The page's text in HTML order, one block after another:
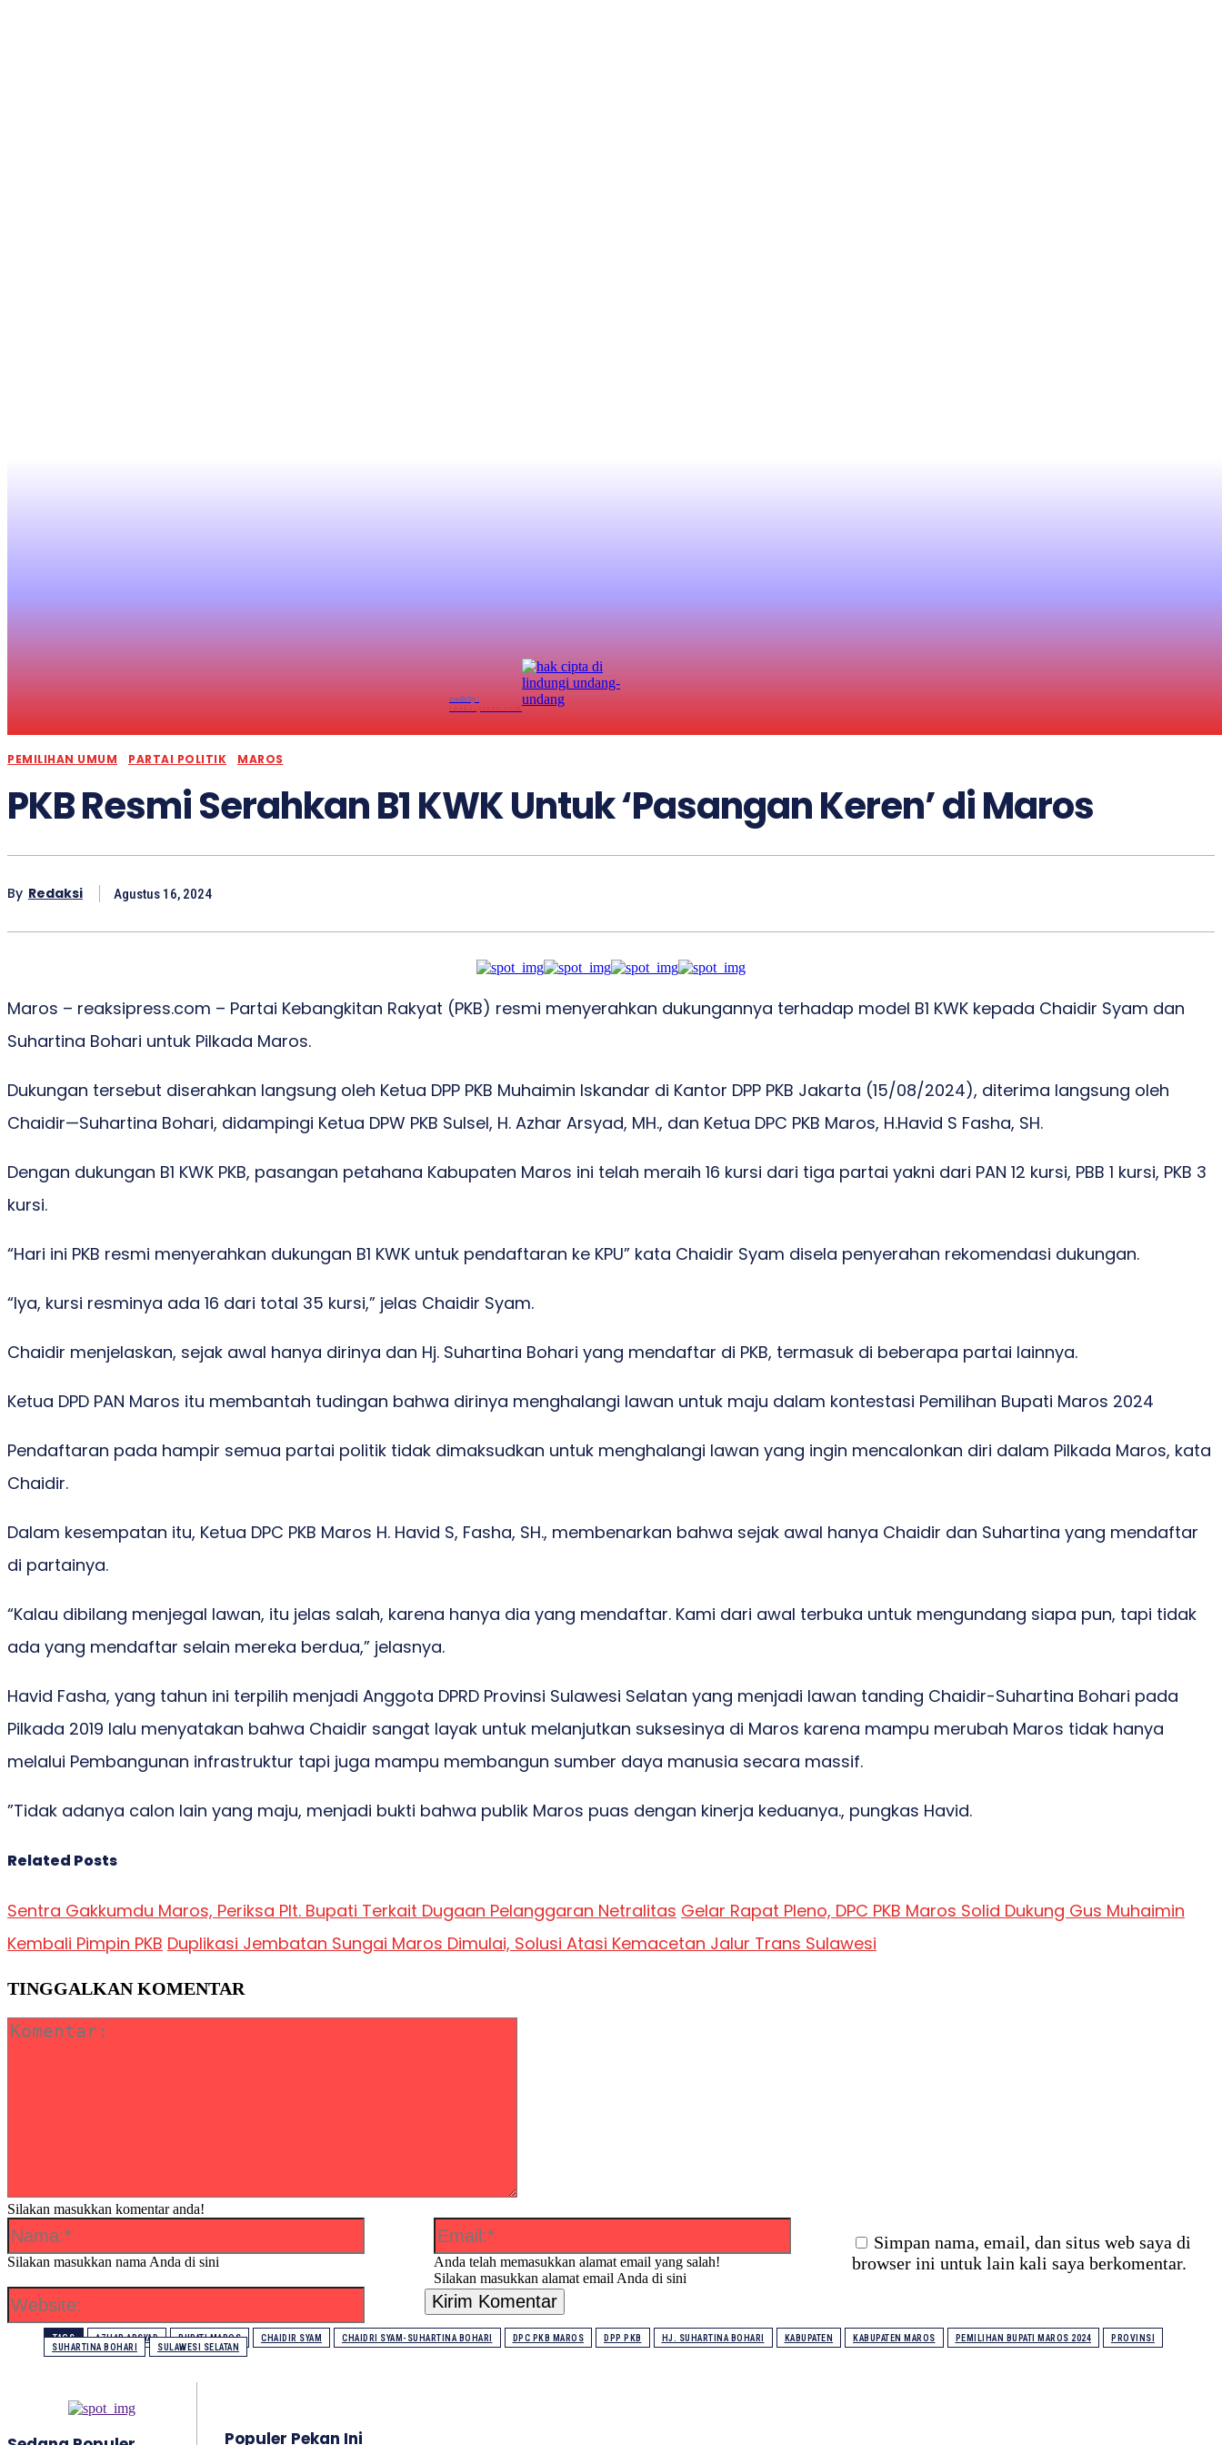
credit by :
reaksipress.com
PEMILIHAN UMUM PARTAI POLITIK MAROS
PKB Resmi Serahkan B1 KWK Untuk ‘Pasangan Keren’ di Maros
By Redaksi Agustus 16, 2024
Maros – reaksipress.com – Partai Kebangkitan Rakyat (PKB) resmi menyerahkan dukungannya terhadap model B1 KWK kepada Chaidir Syam dan
Suhartina Bohari untuk Pilkada Maros.
Dukungan tersebut diserahkan langsung oleh Ketua DPP PKB Muhaimin Iskandar di Kantor DPP PKB Jakarta (15/08/2024), diterima langsung oleh
Chaidir—Suhartina Bohari, didampingi Ketua DPW PKB Sulsel, H. Azhar Arsyad, MH., dan Ketua DPC PKB Maros, H.Havid S Fasha, SH.
Dengan dukungan B1 KWK PKB, pasangan petahana Kabupaten Maros ini telah meraih 16 kursi dari tiga partai yakni dari PAN 12 kursi, PBB 1 kursi, PKB 3
kursi.
“Hari ini PKB resmi menyerahkan dukungan B1 KWK untuk pendaftaran ke KPU” kata Chaidir Syam disela penyerahan rekomendasi dukungan.
“Iya, kursi resminya ada 16 dari total 35 kursi,” jelas Chaidir Syam.
Chaidir menjelaskan, sejak awal hanya dirinya dan Hj. Suhartina Bohari yang mendaftar di PKB, termasuk di beberapa partai lainnya.
Ketua DPD PAN Maros itu membantah tudingan bahwa dirinya menghalangi lawan untuk maju dalam kontestasi Pemilihan Bupati Maros 2024
Pendaftaran pada hampir semua partai politik tidak dimaksudkan untuk menghalangi lawan yang ingin mencalonkan diri dalam Pilkada Maros, kata
Chaidir.
Dalam kesempatan itu, Ketua DPC PKB Maros H. Havid S, Fasha, SH., membenarkan bahwa sejak awal hanya Chaidir dan Suhartina yang mendaftar
di partainya.
“Kalau dibilang menjegal lawan, itu jelas salah, karena hanya dia yang mendaftar. Kami dari awal terbuka untuk mengundang siapa pun, tapi tidak
ada yang mendaftar selain mereka berdua,” jelasnya.
Havid Fasha, yang tahun ini terpilih menjadi Anggota DPRD Provinsi Sulawesi Selatan yang menjadi lawan tanding Chaidir-Suhartina Bohari pada
Pilkada 2019 lalu menyatakan bahwa Chaidir sangat layak untuk melanjutkan suksesinya di Maros karena mampu merubah Maros tidak hanya
melalui Pembangunan infrastruktur tapi juga mampu membangun sumber daya manusia secara massif.
”Tidak adanya calon lain yang maju, menjadi bukti bahwa publik Maros puas dengan kinerja keduanya., pungkas Havid.
Related Posts
Sentra Gakkumdu Maros, Periksa Plt. Bupati Terkait Dugaan Pelanggaran Netralitas Gelar Rapat Pleno, DPC PKB Maros Solid Dukung Gus Muhaimin
Kembali Pimpin PKB Duplikasi Jembatan Sungai Maros Dimulai, Solusi Atasi Kemacetan Jalur Trans Sulawesi
TINGGALKAN KOMENTAR
Silakan masukkan komentar anda!
Silakan masukkan nama Anda di sini
Anda telah memasukkan alamat email yang salah!
Silakan masukkan alamat email Anda di sini
Simpan nama, email, dan situs web saya di
browser ini untuk lain kali saya berkomentar.
TAGS AZHAR ARSYAD BUPATI MAROS CHAIDIR SYAM CHAIDRI SYAM-SUHARTINA BOHARI DPC PKB MAROS DPP PKB HJ. SUHARTINA BOHARI KABUPATEN KABUPATEN MAROS PEMILIHAN BUPATI MAROS 2024
PROVINSI
SUHARTINA BOHARI
SULAWESI SELATAN
Populer Pekan Ini